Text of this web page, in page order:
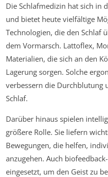
Die Schlafmedizin hat sich in
und bietet heute vielfältige
Technologien, die den Schlaf
dem Vormarsch. Lattoflex,
Materialien, die sich an den
Lagerung sorgen. Solche
verbessern die Durchblutung
Schlaf.
Darüber hinaus spielen
größere Rolle. Sie liefern
Bewegungen, die helfen,
anzugehen. Auch
eingesetzt, um den Geist zu